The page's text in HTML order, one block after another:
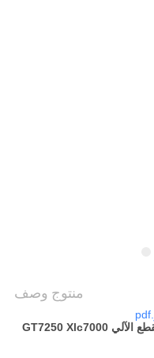
منتوج وصف
لوحة المفاتيح الحرير من 2 تطبيق على القطع الآلي GT7250 Xlc7000